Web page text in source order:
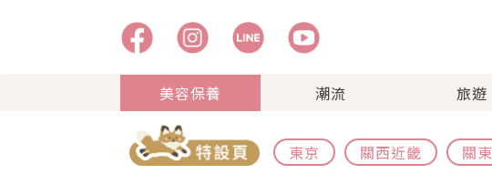
美容保養 潮流 旅遊
東京 關西近畿 關東